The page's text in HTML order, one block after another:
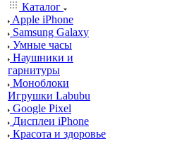
Каталог
Apple iPhone
Samsung Galaxy
Умные часы
Наушники и
гарнитуры
Моноблоки
Игрушки Labubu
Google Pixel
Дисплеи iPhone
Красота и здоровье